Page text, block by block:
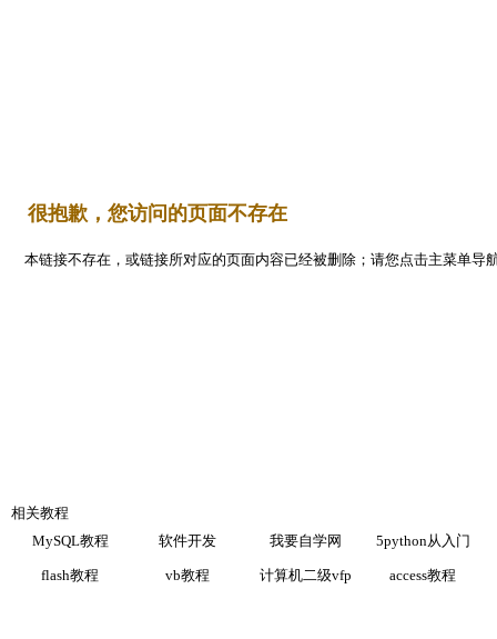
   很抱歉，您访问的页面不存在
相关教程
MySQL教程
软件开发 我要自学网 5python从入门
flash教程 vb教程 计算机二级vfp access教程